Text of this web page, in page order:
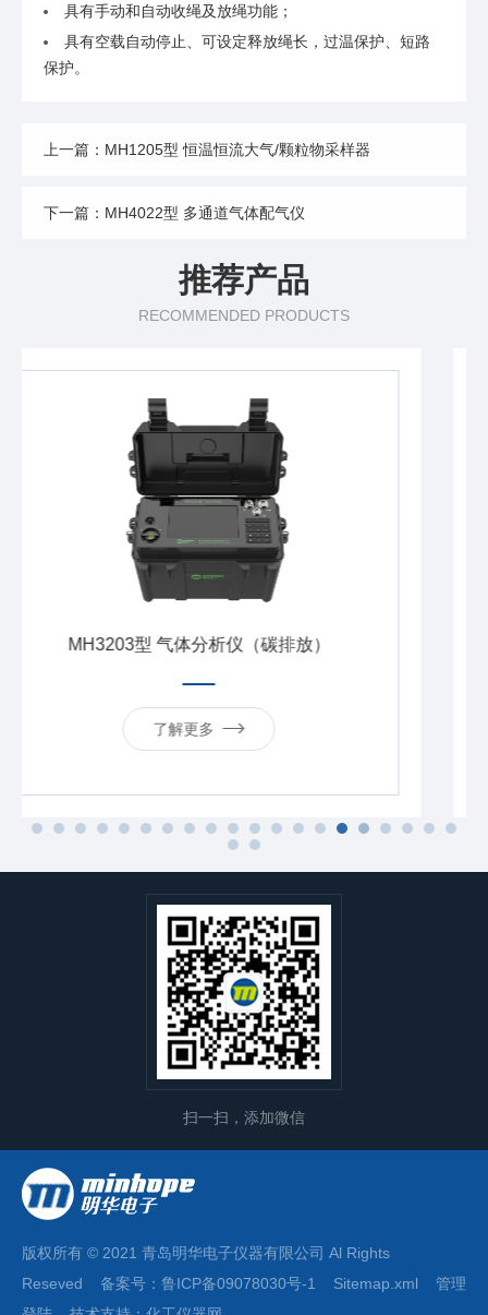
具有手动和自动收绳及放绳功能；
具有空载自动停止、可设定释放绳长，过温保护、短路
保护。
上一篇：MH1205型 恒温恒流大气/颗粒物采样器
下一篇：MH4022型 多通道气体配气仪
推荐产品
RECOMMENDED PRODUCTS
MH3040C型 阻容法含湿量
扫一扫，添加微信
版权所有 © 2021 青岛明华电子仪器有限公司 Al Rights
Reseved 备案号： 鲁ICP备09078030号-1 Sitemap.xml
管理